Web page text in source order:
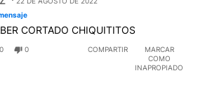
CORTADO CHIQUITITOS
0 0 COMPARTIR
MARCAR
COMO
INAPROPIADO